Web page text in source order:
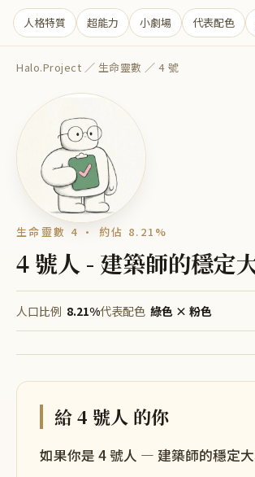
人格特質 超能力 小劇場 代表配色
Halo.Project ／ 生命靈數 ／4 號
生命靈數 4 · 約佔 8.21%
4 號人 - 建築師的穩定
人口比例 8.21%代表配色 綠色 × 粉色
給4 號人 的你
如果你是 4號人 — 建築師的穩定